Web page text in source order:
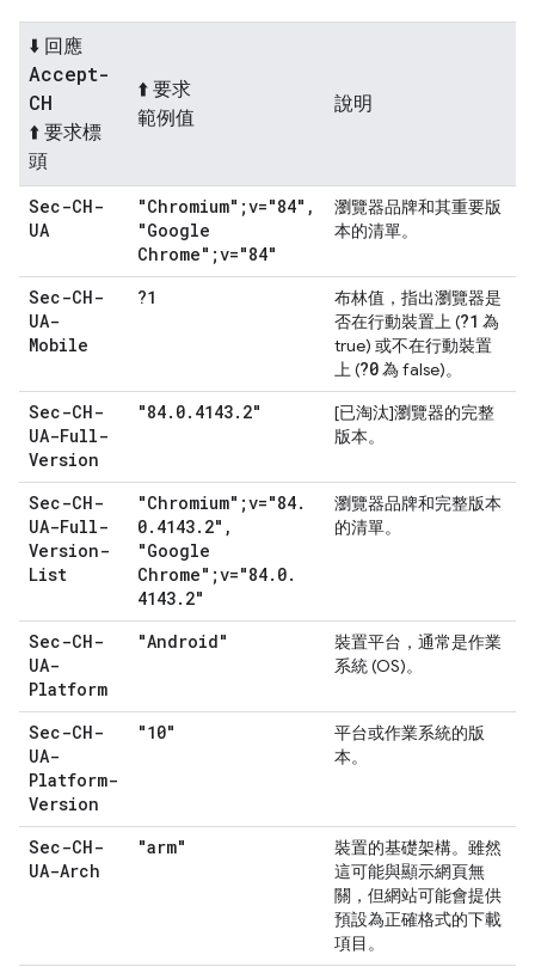
⬇️ 回應
Accept-
CH
⬆️ 要求標
頭
⬆️ 要求
範例值
說明
Sec-CH-
UA
"Chromium";v="84" ,
"Google
Chrome";v="84"
瀏覽器品牌和其重要版
本的清單。
Sec-CH-
UA-
Mobile
?1
布林值，指出瀏覽器是
否在行動裝置上 (?1 為
true) 或不在行動裝置
上 (?0為 false)。
Sec-CH-
UA-Full-
Version
"84. 0. 4143. 2" [已淘汰]瀏覽器的完整
版本。
Sec-CH-
UA-Full-
Version-
List
"Chromium";v="84.
0. 4143. 2" ,
"Google
Chrome";v="84. 0.
4143. 2"
瀏覽器品牌和完整版本
的清單。
Sec-CH-
UA-
Platform
"Android"
裝置平台，通常是作業
系統 (OS)。
Sec-CH-
UA-
Platform-
Version
"10"
平台或作業系統的版
本。
Sec-CH-
UA-Arch
"arm"
裝置的基礎架構。雖然
這可能與顯示網頁無
關，但網站可能會提供
預設為正確格式的下載
項目。